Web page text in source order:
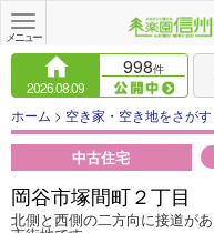
Toggle
navigation
メニュー
2026.08.09
998件
ホーム > 空き家・空き地をさがす
中古住宅
岡谷市塚間町２丁目
北側と西側の二方向に接道が